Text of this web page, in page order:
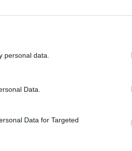
personal data.
Data.
Data for Targeted
da 5.000 tonnellate
le "armi
è probabile che
tattici a
Nord non abbia
le